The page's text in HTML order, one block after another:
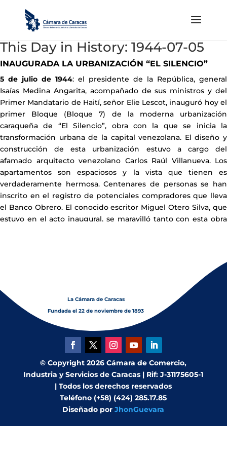
This Day in History: 1944-07-05
INAUGURADA LA URBANIZACIÓN “EL SILENCIO”
5 de julio de 1944: el presidente de la República, general
Isaías Medina Angarita, acompañado de sus ministros y del
Primer Mandatario de Haití, señor Elie Lescot, inauguró hoy el
primer Bloque (Bloque 7) de la moderna urbanización
caraqueña de “El Silencio”, obra con la que se inicia la
transformación urbana de la capital venezolana. El diseño y
construcción de esta urbanización estuvo a cargo del
afamado arquitecto venezolano Carlos Raúl Villanueva. Los
apartamentos son espaciosos y la vista que tienen es
verdaderamente hermosa. Centenares de personas se han
inscrito en el registro de potenciales compradores que lleva
el Banco Obrero. El conocido escritor Miguel Otero Silva, que
estuvo en el acto inaugural, se maravilló tanto con esta obra
La Cámara de Caracas
Fundada el 22 de noviembre de 1893
© Copyright 2026 Cámara de Comercio,
Industria y Servicios de Caracas | Rif: J-31175605-1
| Todos los derechos reservados
Teléfono (+58) (424) 285.17.85
Diseñado porJhonGuevara